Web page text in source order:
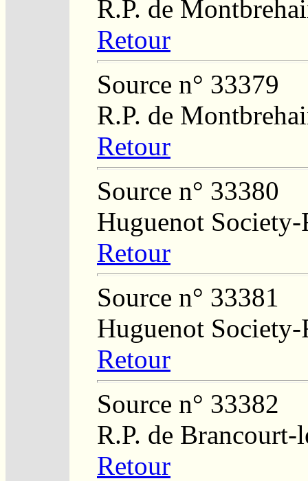
R.P. de
Retour
Source n° 33379
R.P. de
Retour
Source n° 33380
Huguenot
Retour
Source n° 33381
Huguenot
Retour
Source n° 33382
R.P. de Brancourt-
Retour